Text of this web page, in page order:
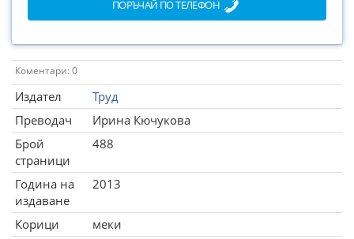
ПОРЪЧАЙ ПО ТЕЛЕФОН
Коментари: 0
Издател
Труд
Преводач
Ирина Кючукова
Брой
страници
488
Година на
издаване
2013
Корици
меки